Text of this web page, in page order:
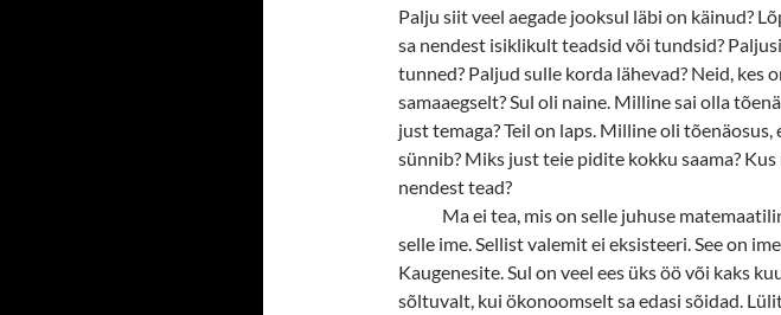
Palju siit veel aegade jooksul läbi on käinud?
sa nendest isiklikult teadsid või tundsid?
tunned? Paljud sulle korda lähevad? Neid, kes
samaaegselt? Sul oli naine. Milline sai olla
just temaga? Teil on laps. Milline oli tõenäosus,
sünnib? Miks just teie pidite kokku saama? Kus
nendest tead?
Ma ei tea, mis on selle juhuse
selle ime. Sellist valemit ei eksisteeri. See on
Kaugenesite. Sul on veel ees üks öö või kaks
sõltuvalt, kui ökonoomselt sa edasi sõidad.